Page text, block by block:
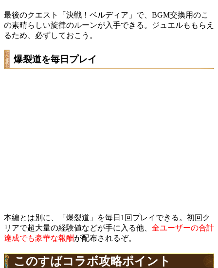
最後のクエスト「決戦！ベルディア」で、BGM交換用のこ
の素晴らしい旋律のルーンが入手できる。ジュエルももらえ
るため、必ずしておこう。
爆裂道を毎日プレイ
本編とは別に、「爆裂道」を毎日1回プレイできる。初回ク
リアで超大量の経験値などが手に入る他、 全ユーザーの合計
達成でも豪華な報酬が配布されるぞ。
このすばコラボ攻略ポイント